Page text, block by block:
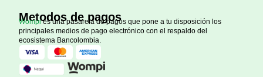
Metodos de pagos
Wompies una pasarela de pagos que pone a tu disposición los
principales medios de pago electrónico con el respaldo del
ecosistema Bancolombia.